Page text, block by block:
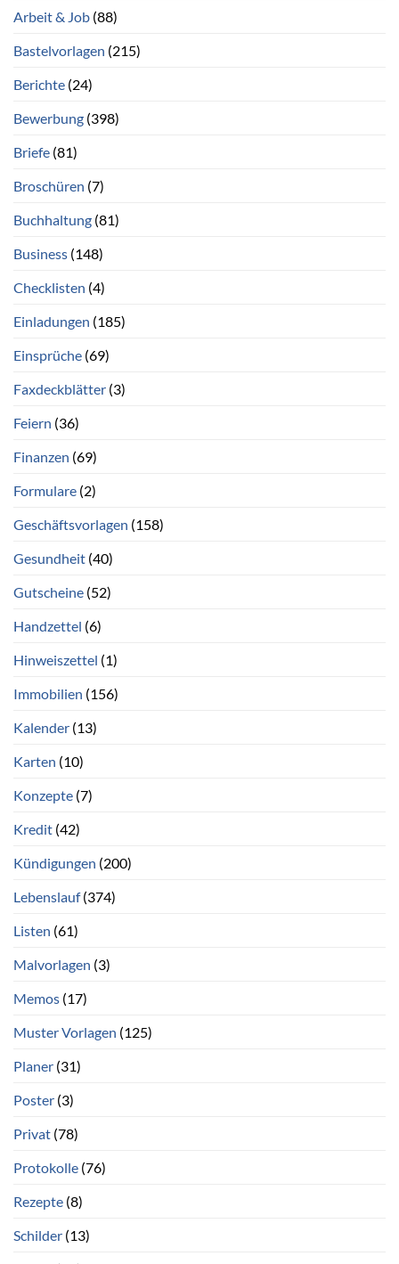
Arbeit & Job (88)
Bastelvorlagen (215)
Berichte (24)
Bewerbung (398)
Briefe (81)
Broschüren (7)
Buchhaltung (81)
Business (148)
Checklisten (4)
Einladungen (185)
Einsprüche (69)
Faxdeckblätter (3)
Feiern (36)
Finanzen (69)
Formulare (2)
Geschäftsvorlagen (158)
Gesundheit (40)
Gutscheine (52)
Handzettel (6)
Hinweiszettel (1)
Immobilien (156)
Kalender (13)
Karten (10)
Konzepte (7)
Kredit (42)
Kündigungen (200)
Lebenslauf(374)
Listen (61)
Malvorlagen (3)
Memos (17)
Muster Vorlagen (125)
Planer (31)
Poster (3)
Privat (78)
Protokolle (76)
Rezepte (8)
Schilder (13)